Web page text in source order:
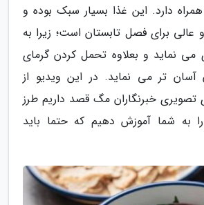
دارد. این غذا بسیار سبک بوده و
برای فصل تابستان است؛ زیرا به
نماید و بعلاوه تحمل کردن گرمای
آسان تر می نماید. در این ویدیو از
خبرنگاران مگ قصد داریم طرز
به شما آموزش دهیم که حتما باید